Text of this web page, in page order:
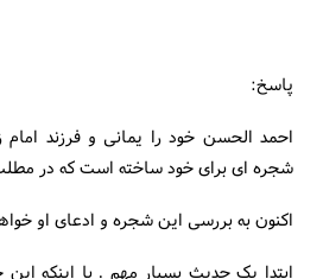
پاسخ:
احمد الحسن خود را یمانی و فرزند
شجره ای برای خود ساخته است که در
اکنون به بررسی این شجره و ادعای او
ابتدا یک حدیث بسیار مهم . با اینکه